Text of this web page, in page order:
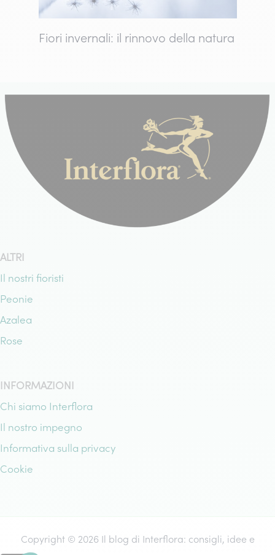
Fiori invernali: il rinnovo della natura
ALTRI
Il nostri fioristi
Peonie
Azalea
Rose
INFORMAZIONI
Chi siamo Interflora
Il nostro impegno
Informativa sulla privacy
Cookie
Copyright © 2026 Il blog di Interflora: consigli, idee e